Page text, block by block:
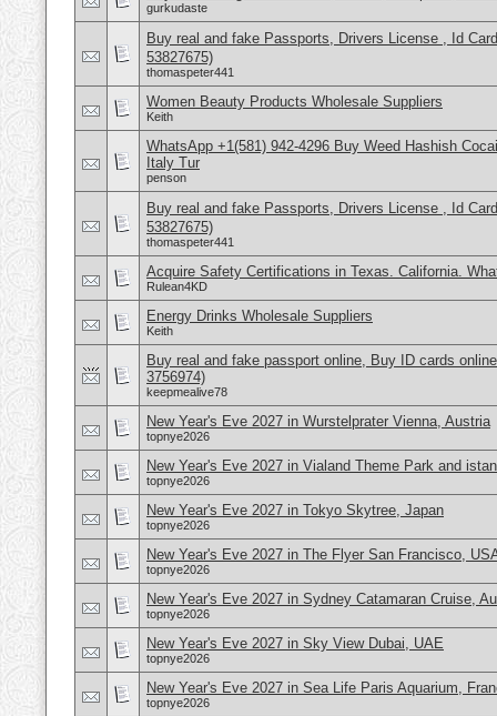
gurkudaste
Buy real and fake Passports, Drivers License , Id
53827675)
thomaspeter441
Women Beauty Products Wholesale Suppliers
Keith
WhatsApp +1(581) 942-4296 Buy Weed Hashish
Italy Tur
penson
Buy real and fake Passports, Drivers License , Id
53827675)
thomaspeter441
Acquire Safety Certifications in Texas. California.
Rulean4KD
Energy Drinks Wholesale Suppliers
Keith
Buy real and fake passport online, Buy ID cards
3756974)
keepmealive78
New Year's Eve 2027 in Wurstelprater Vienna, Austria
topnye2026
New Year's Eve 2027 in Vialand Theme Park and
topnye2026
New Year's Eve 2027 in Tokyo Skytree, Japan
topnye2026
New Year's Eve 2027 in The Flyer San Francisco,
topnye2026
New Year's Eve 2027 in Sydney Catamaran Cruise,
topnye2026
New Year's Eve 2027 in Sky View Dubai, UAE
topnye2026
New Year's Eve 2027 in Sea Life Paris Aquarium,
topnye2026